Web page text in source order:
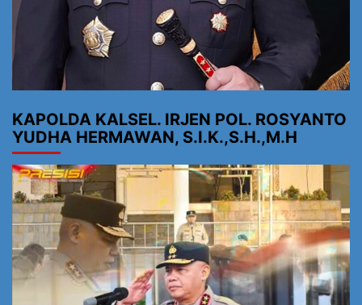
KAPOLDA KALSEL. IRJEN POL. ROSYANTO
YUDHA HERMAWAN, S.I.K.,S.H.,M.H